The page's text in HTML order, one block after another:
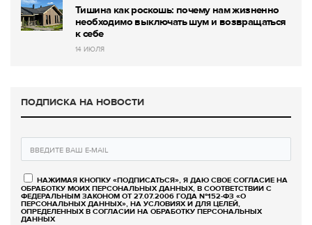
Тишина как роскошь: почему нам жизненно
необходимо выключать шум и возвращаться
к себе
14 ИЮЛЯ
ПОДПИСКА НА НОВОСТИ
НАЖИМАЯ КНОПКУ «ПОДПИСАТЬСЯ», Я ДАЮ СВОЕ СОГЛАСИЕ НА
ОБРАБОТКУ МОИХ ПЕРСОНАЛЬНЫХ ДАННЫХ, В СООТВЕТСТВИИ С
ФЕДЕРАЛЬНЫМ ЗАКОНОМ ОТ 27.07.2006 ГОДА №152-ФЗ «О
ПЕРСОНАЛЬНЫХ ДАННЫХ», НА УСЛОВИЯХ И ДЛЯ ЦЕЛЕЙ,
ОПРЕДЕЛЕННЫХ В СОГЛАСИИ НА ОБРАБОТКУ ПЕРСОНАЛЬНЫХ
ДАННЫХ